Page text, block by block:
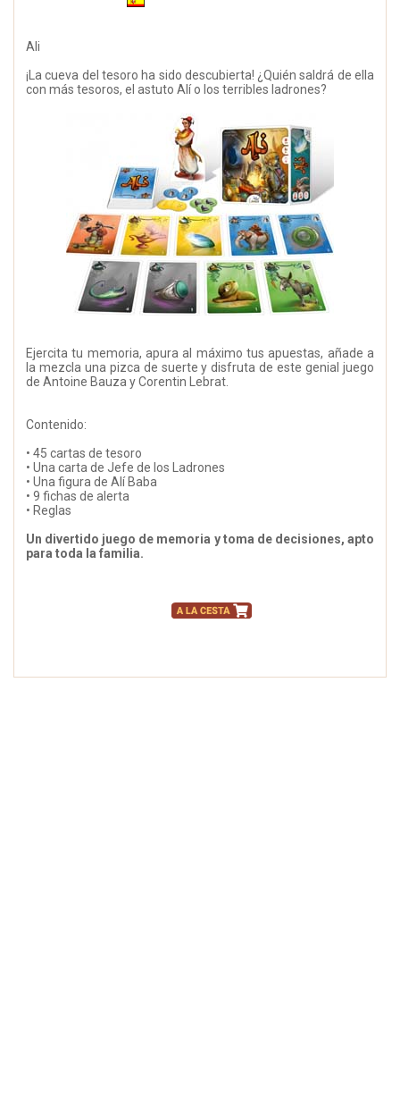
Ali
¡La cueva del tesoro ha sido descubierta! ¿Quién saldrá de ella
con más tesoros, el astuto Alí o los terribles ladrones?
Ejercita tu memoria, apura al máximo tus apuestas, añade a
la mezcla una pizca de suerte y disfruta de este genial juego
de Antoine Bauza y Corentin Lebrat.
Contenido:
• 45 cartas de tesoro
• Una carta de Jefe de los Ladrones
• Una figura de Alí Baba
• 9 fichas de alerta
• Reglas
Un divertido juego de memoria y toma de decisiones, apto
para toda la familia.